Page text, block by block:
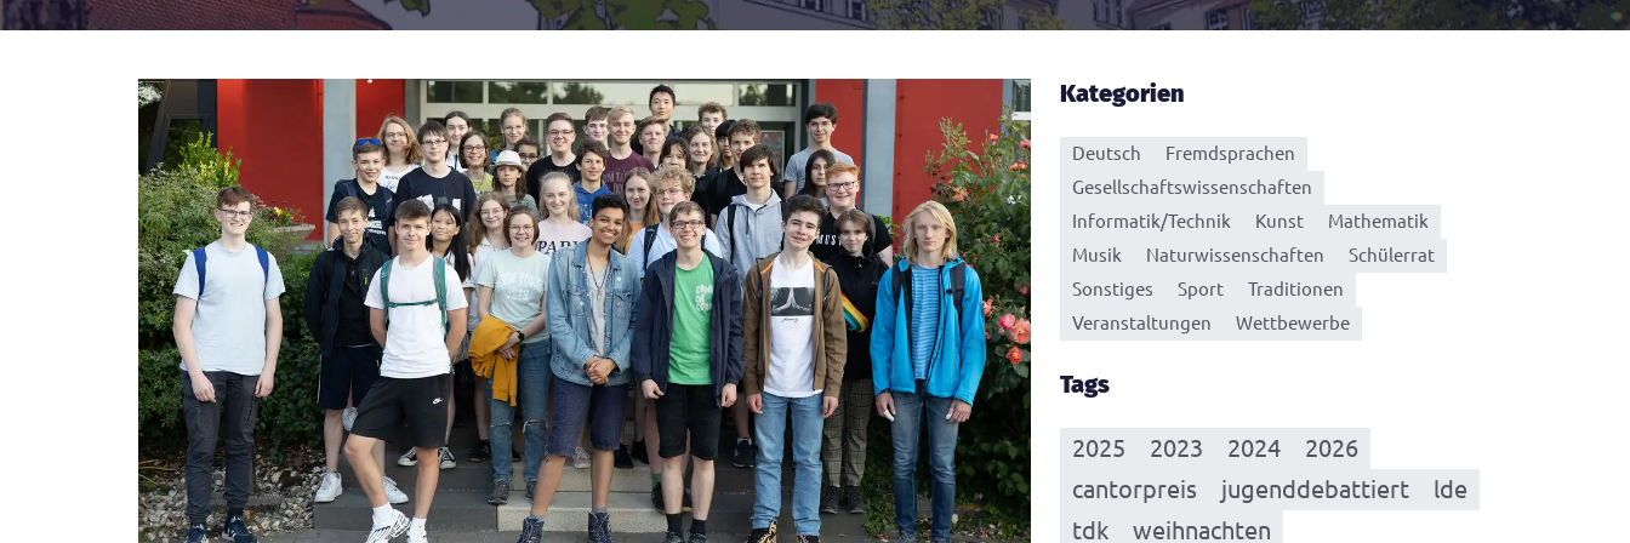
Kategorien
Deutsch
Fremdsprachen
Gesellschaftswissenschaften
Informatik/Technik
Kunst
Mathematik
Musik
Naturwissenschaften
Schülerrat
Sonstiges
Sport
Traditionen
Veranstaltungen
Wettbewerbe
Tags
2025 2023 2024
2026
cantorpreis
jugenddebattiert
lde
tdk
weihnachten